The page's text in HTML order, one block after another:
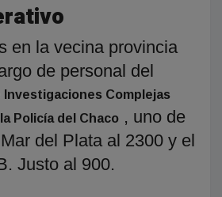
en la vecina provincia
de personal del
Complejas
Policía del Chaco , uno de
del Plata al 2300 y el
Justo al 900.